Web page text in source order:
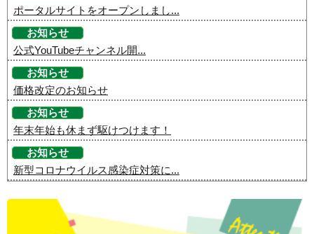
ポータルサイトをオープンしまし...
お知らせ
公式YouTubeチャンネル開...
お知らせ
価格改定のお知らせ
お知らせ
年末年始も休まず駆けつけます！
お知らせ
新型コロナウイルス感染症対策に...